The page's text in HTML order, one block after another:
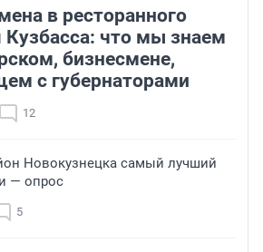
в ресторанного
Кузбасса: что мы знаем
бизнесмене,
с губернаторами
12
Новокузнецка самый лучший
— опрос
5